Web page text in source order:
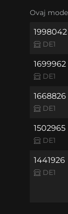
Ovaj
1998042
DE1
1699962
DE1
1668826
DE1
1502965
DE1
1441926
DE1